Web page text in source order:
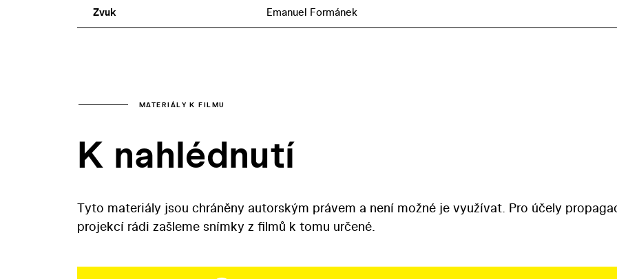
Zvuk Emanuel Formánek
MATERIÁLY K FILMU
K nahlédnutí
Tyto materiály jsou chráněny autorským právem a není možné je využívat. Pro účely
projekcí rádi zašleme snímky z filmů k tomu určené.